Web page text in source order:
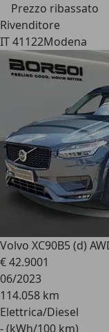
Prezzo ribassato
Rivenditore
IT 41122Modena
Volvo XC90B5 (d)
€ 42.9001
06/2023
114.058 km
Elettrica/Diesel
- (kWh/100 km)